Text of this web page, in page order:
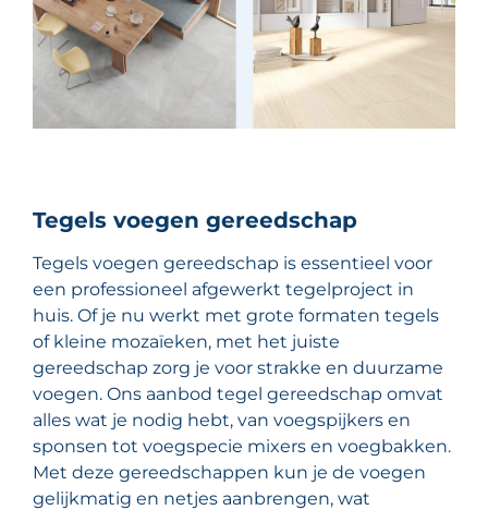
Tegels voegen gereedschap
Tegels voegen gereedschap is essentieel voor
een professioneel afgewerkt tegelproject in
huis. Of je nu werkt met grote formaten tegels
of kleine mozaïeken, met het juiste
gereedschap zorg je voor strakke en duurzame
voegen. Ons aanbod tegel gereedschap omvat
alles wat je nodig hebt, van voegspijkers en
sponsen tot voegspecie mixers en voegbakken.
Met deze gereedschappen kun je de voegen
gelijkmatig en netjes aanbrengen, wat